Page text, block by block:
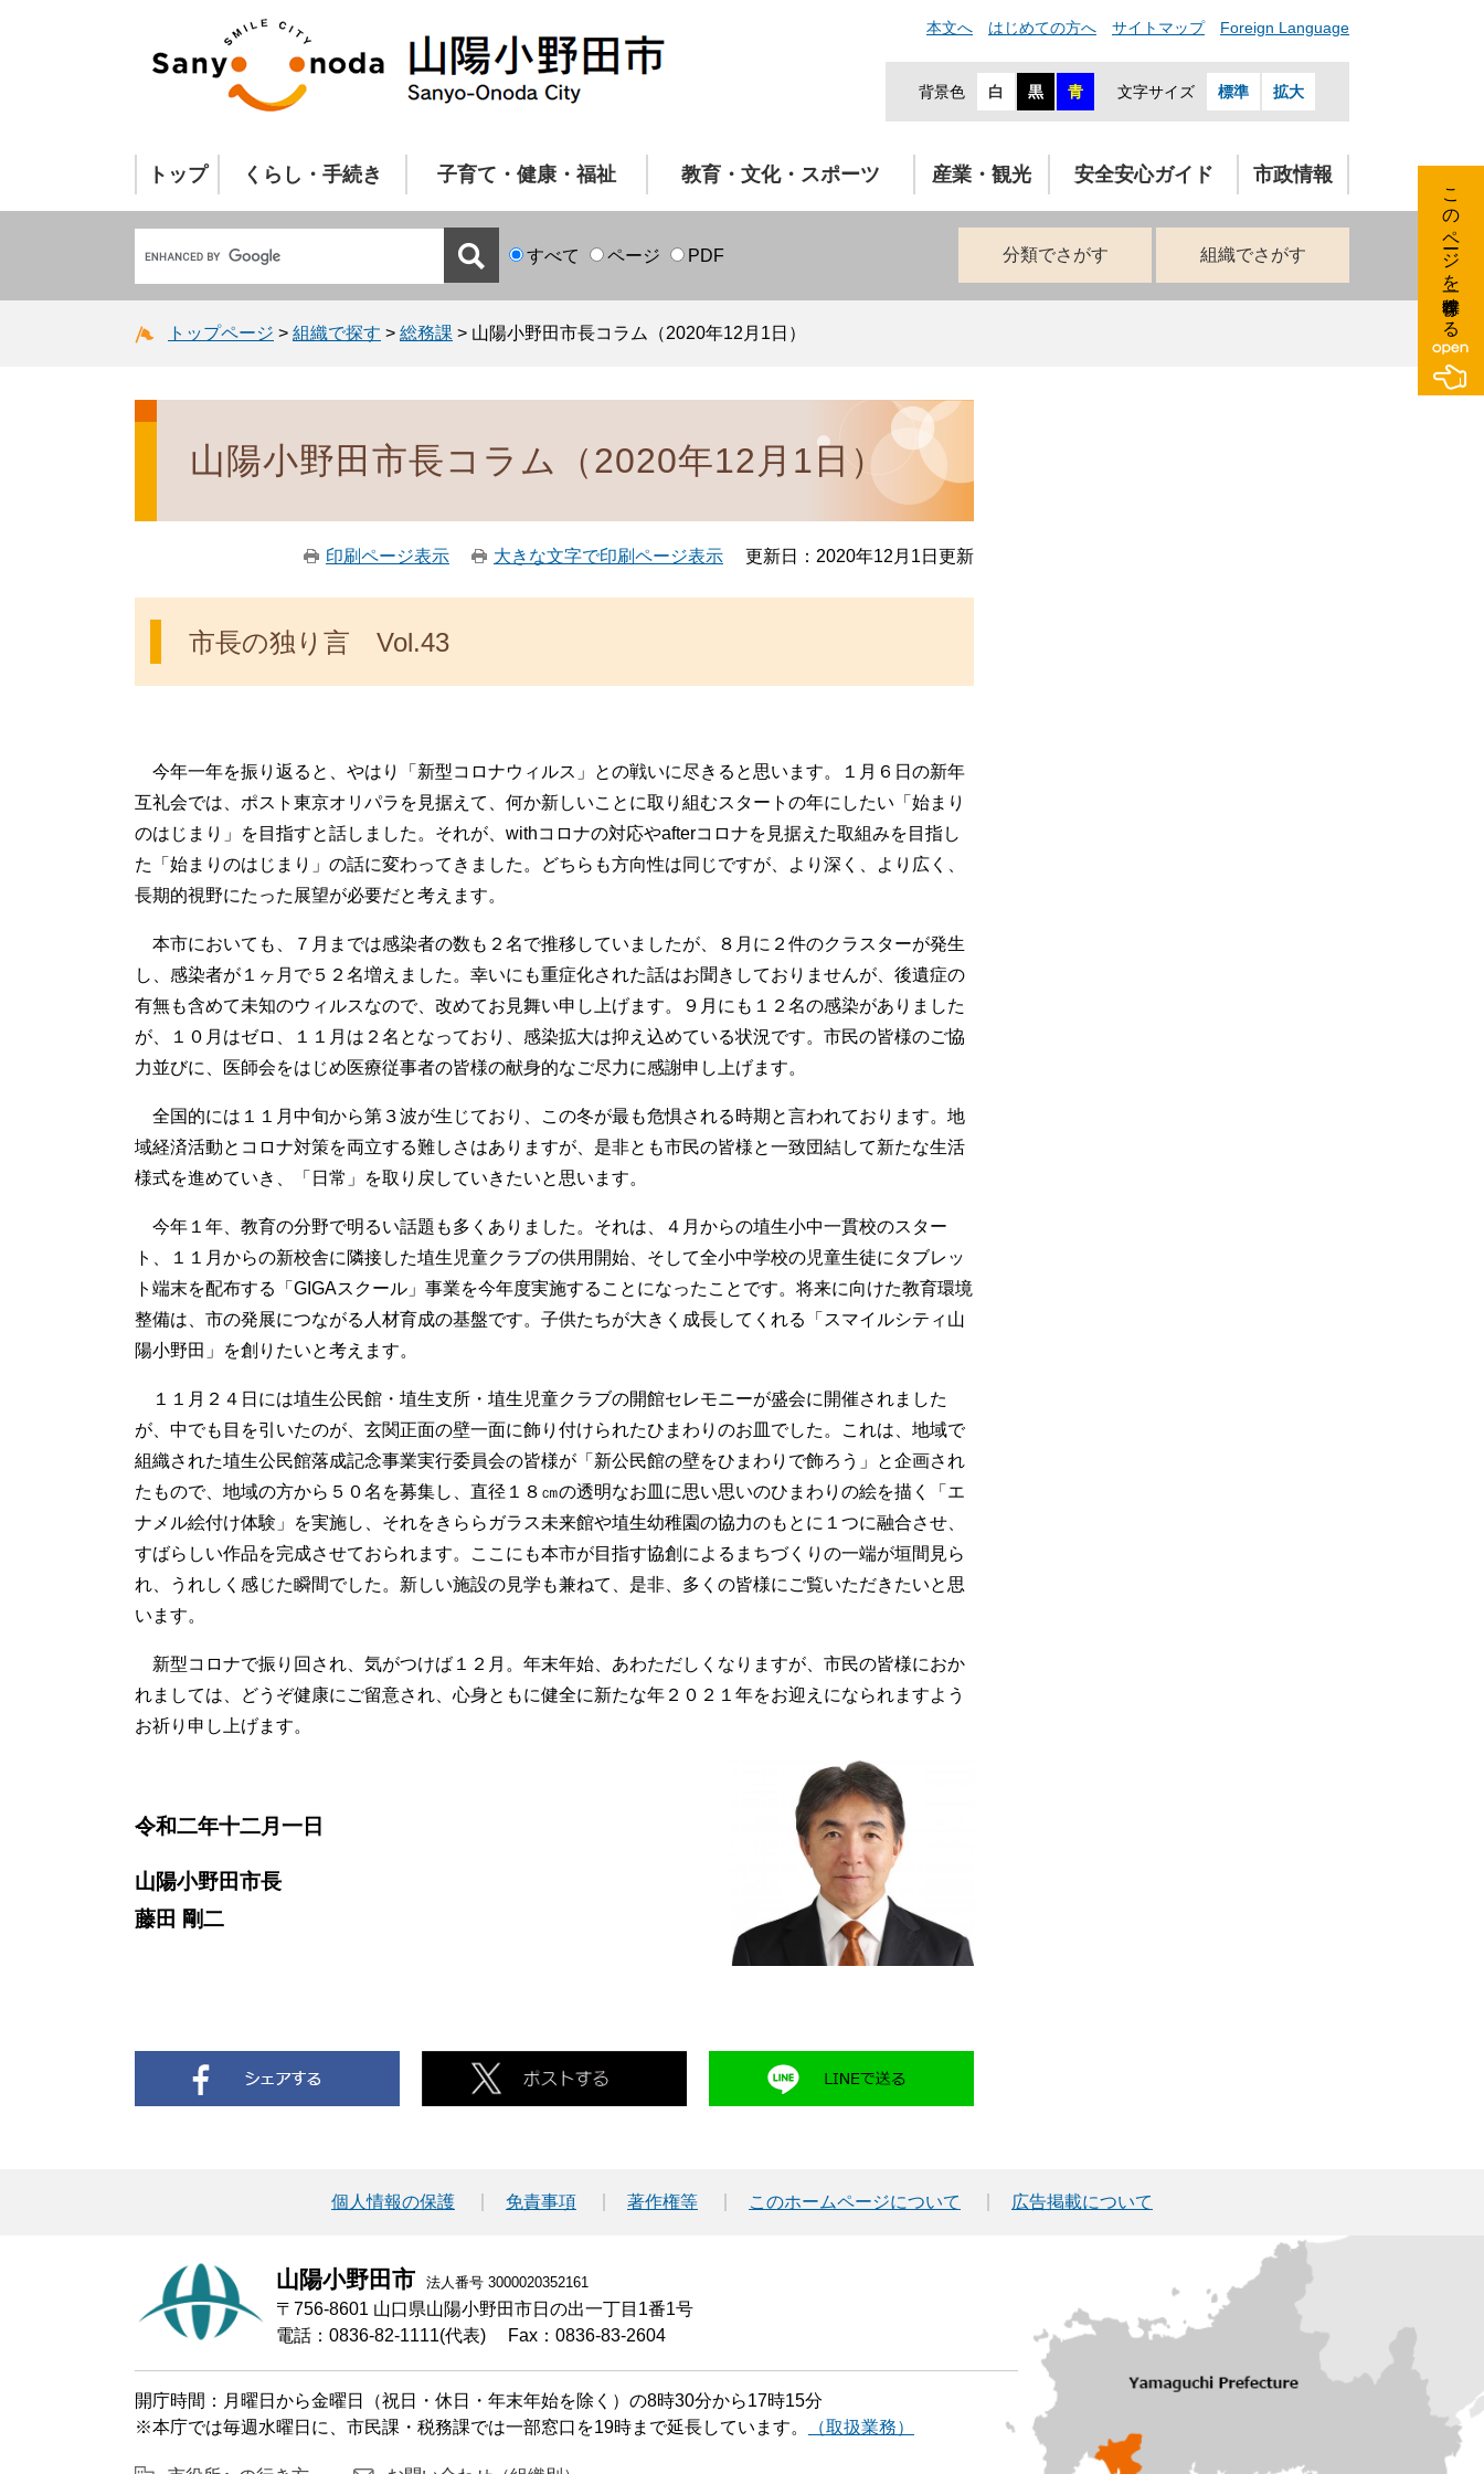
本文へ はじめての方へ サイトマップ Foreign Language
背景色 白 黒 青 文字サイズ 標準 拡大
トップ くらし・手続き 子育て・健康・福祉 教育・文化・スポーツ 産業・観光 安全安心ガイド 市政情報
すべて ページ PDF 分類でさがす 組織でさがす
トップページ > 組織で探す > 総務課 > 山陽小野田市長コラム（2020年12月1日）
山陽小野田市長コラム（2020年12月1日）
印刷ページ表示 大きな文字で印刷ページ表示 更新日：2020年12月1日更新
市長の独り言 Vol.43
今年一年を振り返ると、やはり「新型コロナウィルス」との戦いに尽きると思います。１月６日の新年
互礼会では、ポスト東京オリパラを見据えて、何か新しいことに取り組むスタートの年にしたい「始まり
のはじまり」を目指すと話しました。それが、withコロナの対応やafterコロナを見据えた取組みを目指し
た「始まりのはじまり」の話に変わってきました。どちらも方向性は同じですが、より深く、より広く、
長期的視野にたった展望が必要だと考えます。
本市においても、７月までは感染者の数も２名で推移していましたが、８月に２件のクラスターが発生
し、感染者が１ヶ月で５２名増えました。幸いにも重症化された話はお聞きしておりませんが、後遺症の
有無も含めて未知のウィルスなので、改めてお見舞い申し上げます。９月にも１２名の感染がありました
が、１０月はゼロ、１１月は２名となっており、感染拡大は抑え込めている状況です。市民の皆様のご協
力並びに、医師会をはじめ医療従事者の皆様の献身的なご尽力に感謝申し上げます。
全国的には１１月中旬から第３波が生じており、この冬が最も危惧される時期と言われております。地
域経済活動とコロナ対策を両立する難しさはありますが、是非とも市民の皆様と一致団結して新たな生活
様式を進めていき、「日常」を取り戻していきたいと思います。
今年１年、教育の分野で明るい話題も多くありました。それは、４月からの埴生小中一貫校のスター
ト、１１月からの新校舎に隣接した埴生児童クラブの供用開始、そして全小中学校の児童生徒にタブレッ
ト端末を配布する「GIGAスクール」事業を今年度実施することになったことです。将来に向けた教育環境
整備は、市の発展につながる人材育成の基盤です。子供たちが大きく成長してくれる「スマイルシティ山
陽小野田」を創りたいと考えます。
１１月２４日には埴生公民館・埴生支所・埴生児童クラブの開館セレモニーが盛会に開催されました
が、中でも目を引いたのが、玄関正面の壁一面に飾り付けられたひまわりのお皿でした。これは、地域で
組織された埴生公民館落成記念事業実行委員会の皆様が「新公民館の壁をひまわりで飾ろう」と企画され
たもので、地域の方から５０名を募集し、直径１８㎝の透明なお皿に思い思いのひまわりの絵を描く「エ
ナメル絵付け体験」を実施し、それをきららガラス未来館や埴生幼稚園の協力のもとに１つに融合させ、
すばらしい作品を完成させておられます。ここにも本市が目指す協創によるまちづくりの一端が垣間見ら
れ、うれしく感じた瞬間でした。新しい施設の見学も兼ねて、是非、多くの皆様にご覧いただきたいと思
います。
新型コロナで振り回され、気がつけば１２月。年末年始、あわただしくなりますが、市民の皆様におか
れましては、どうぞ健康にご留意され、心身ともに健全に新たな年２０２１年をお迎えになられますよう
お祈り申し上げます。
令和二年十二月一日
山陽小野田市長
藤田 剛二
個人情報の保護 免責事項 著作権等 このホームページについて 広告掲載について
山陽小野田市 法人番号 3000020352161
〒756-8601 山口県山陽小野田市日の出一丁目1番1号
電話：0836-82-1111(代表)
Fax：0836-83-2604
開庁時間：月曜日から金曜日（祝日・休日・年末年始を除く）の8時30分から17時15分
※本庁では毎週水曜日に、市民課・税務課では一部窓口を19時まで延長しています。
（取扱業務）
このページを一時保存する